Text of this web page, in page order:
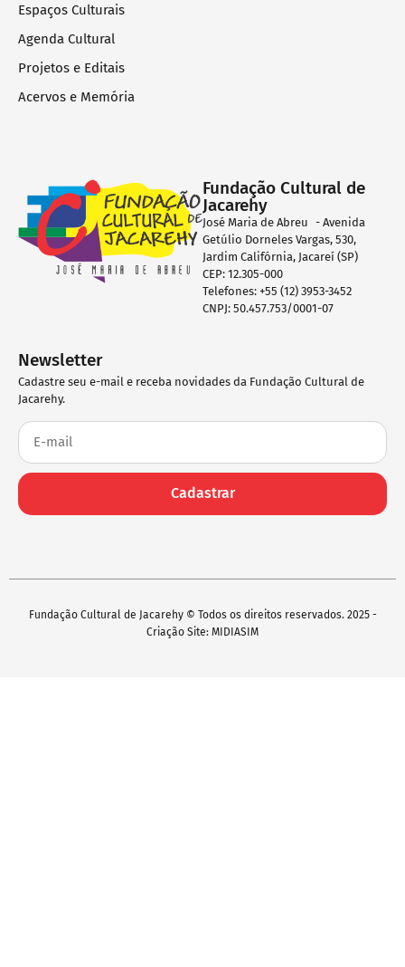
Espaços Culturais
Agenda Cultural
Projetos e Editais
Acervos e Memória
Fundação Cultural de
Jacarehy
José Maria de Abreu - Avenida
Getúlio Dorneles Vargas, 530,
Jardim Califórnia, Jacareí (SP)
CEP: 12.305-000
Telefones: +55 (12) 3953-3452
CNPJ: 50.457.753/0001-07
Newsletter
Cadastre seu e-mail e receba novidades da Fundação Cultural de
Jacarehy.
Cadastrar
Fundação Cultural de Jacarehy © Todos os direitos reservados. 2025 -
Criação Site: MIDIASIM